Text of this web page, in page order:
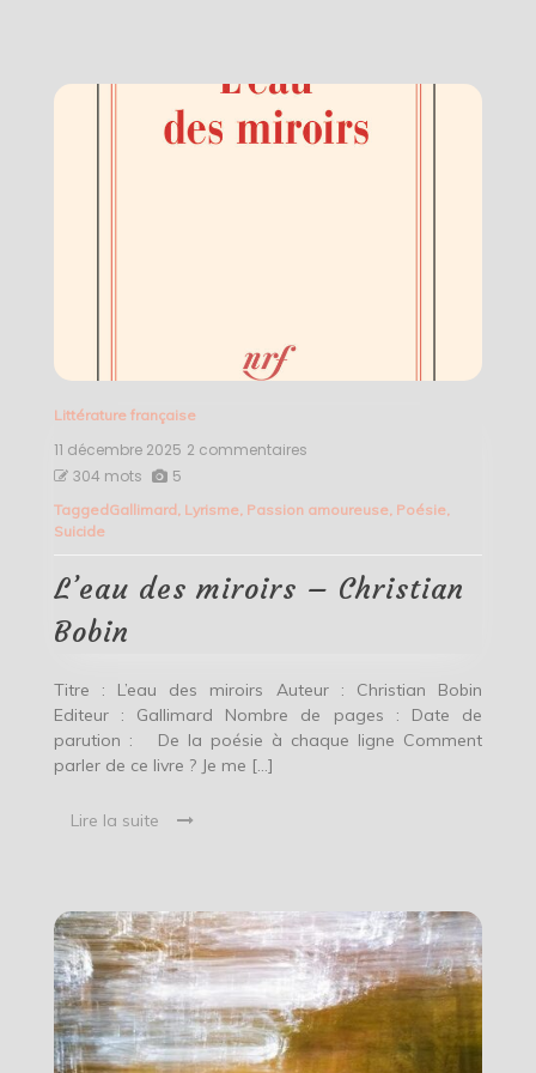
Littérature française
11 décembre 2025 2 commentaires
miroirs
Bobin
304 mots 5
TaggedGallimard Lyrisme, Passion amoureuse, Poésie,
Suicide
L’eau des miroirs – Christian
Bobin
Titre : L’eau des miroirs Auteur : Christian Bobin
Editeur : Gallimard Nombre de pages : Date de
parution : De la poésie à chaque ligne Comment
parler de ce livre ? Je me […]
Lire la suite